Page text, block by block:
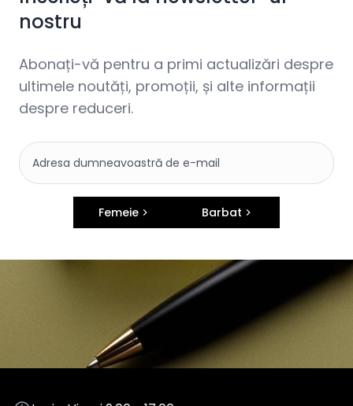
nostru
Abonați-vă pentru a primi actualizări despre
ultimele noutăți, promoții, și alte informații
despre reduceri.
Femeie Barbat